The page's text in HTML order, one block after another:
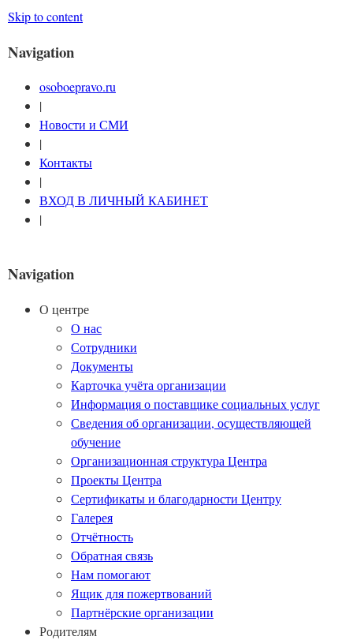
Skip to content
Navigation
osoboepravo.ru
|
Новости и СМИ
|
Контакты
|
ВХОД В ЛИЧНЫЙ КАБИНЕТ
|
Navigation
О центре
О нас
Сотрудники
Документы
Карточка учёта организации
Информация о поставщике социальных услуг
Сведения об организации, осуществляющей
обучение
Организационная структура Центра
Проекты Центра
Сертификаты и благодарности Центру
Галерея
Отчётность
Обратная связь
Нам помогают
Ящик для пожертвований
Партнёрские организации
Родителям